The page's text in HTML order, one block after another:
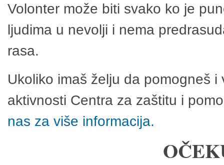
Volonter može biti svako ko je
ljudima u nevolji i nema
rasa.
Ukoliko imaš želju da pomogneš
aktivnosti Centra za zaštitu i
nas za više informacija.